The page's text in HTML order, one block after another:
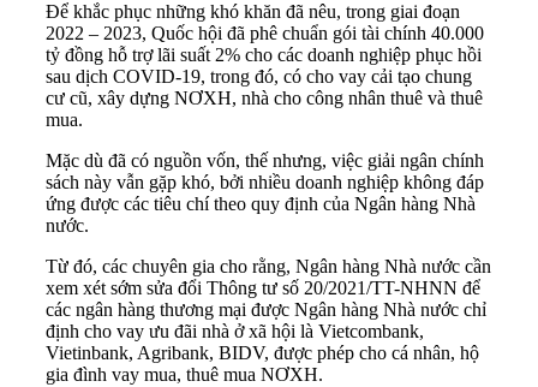
Để khắc phục những khó khăn đã nêu, trong giai đoạn
2022 – 2023, Quốc hội đã phê chuẩn gói tài chính 40.000
tỷ đồng hỗ trợ lãi suất 2% cho các doanh nghiệp phục hồi
sau dịch COVID-19, trong đó, có cho vay cải tạo chung
cư cũ, xây dựng NƠXH, nhà cho công nhân thuê và thuê
mua.
Mặc dù đã có nguồn vốn, thế nhưng, việc giải ngân chính
sách này vẫn gặp khó, bởi nhiều doanh nghiệp không đáp
ứng được các tiêu chí theo quy định của Ngân hàng Nhà
nước.
Từ đó, các chuyên gia cho rằng, Ngân hàng Nhà nước cần
xem xét sớm sửa đổi Thông tư số 20/2021/TT-NHNN để
các ngân hàng thương mại được Ngân hàng Nhà nước chỉ
định cho vay ưu đãi nhà ở xã hội là Vietcombank,
Vietinbank, Agribank, BIDV, được phép cho cá nhân, hộ
gia đình vay mua, thuê mua NƠXH.